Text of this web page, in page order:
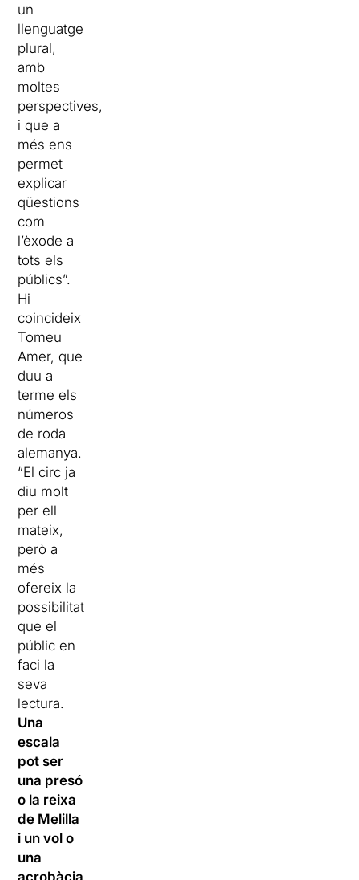
un
llenguatge
plural,
amb
moltes
perspectives,
i que a
més ens
permet
explicar
qüestions
com
l’èxode a
tots els
públics”.
Hi
coincideix
Tomeu
Amer, que
duu a
terme els
números
de roda
alemanya.
“El circ ja
diu molt
per ell
mateix,
però a
més
ofereix la
possibilitat
que el
públic en
faci la
seva
lectura.
Una
escala
pot ser
una presó
o la reixa
de Melilla
i un vol o
una